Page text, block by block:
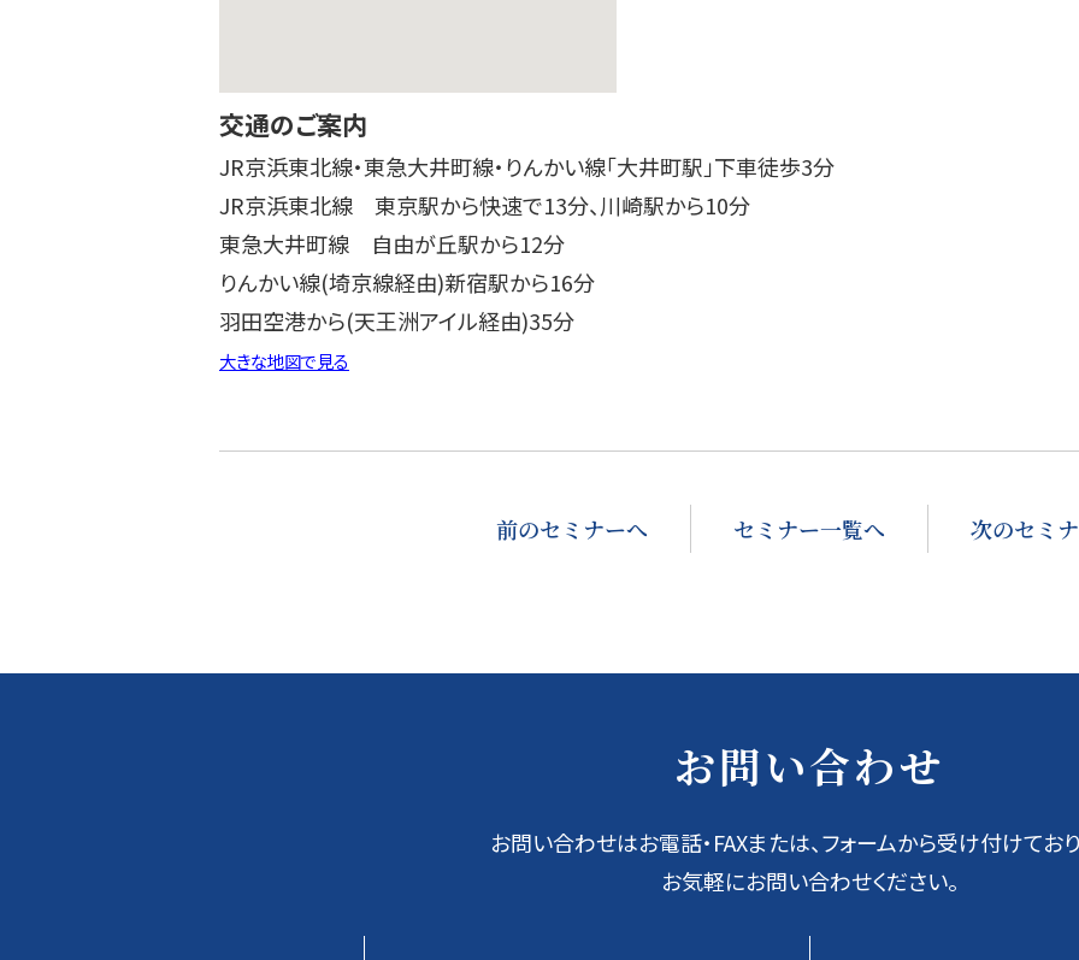
交通のご案内
JR京浜東北線・東急大井町線・りんかい線「大井町駅」下車徒歩3分
JR京浜東北線 東京駅から快速で13分、川崎駅から10分
東急大井町線 自由が丘駅から12分
りんかい線(埼京線経由)新宿駅から16分
羽田空港から(天王洲アイル経由)35分
大きな地図で見る
前のセミナーへ セミナー一覧へ 次のセミ
お問い合わせ
お問い合わせはお電話・FAXまたは、フォームから受け付けており
お気軽にお問い合わせください。